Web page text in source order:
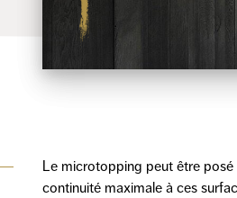
Le microtopping peut être posé
continuité maximale à ces